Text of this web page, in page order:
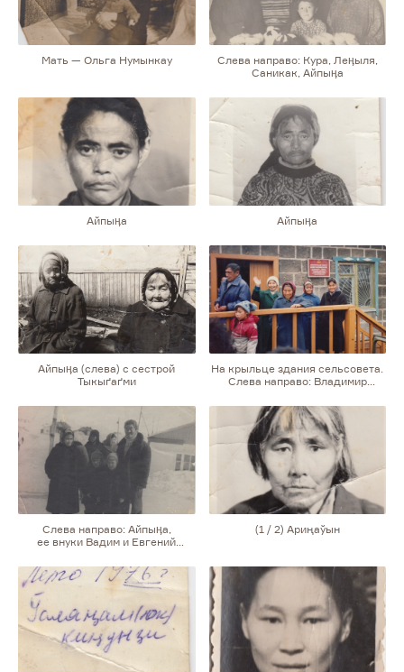
Мать — Ольга Нумынкау
Слева направо: Кура, Леӊыля,
Саникак, Айпыӊа
Айпыӊа Айпыӊа
Айпыӊа (слева) с сестрой
Тыкыґаґми
На крыльце здания сельсовета.
Слева направо: Владимир
Айпыӊы), Қивуткак, Айпыӊа,
Умқанаўн (сестра Айпыӊы).
Перед ними стоит девочка —
Татьяна (дочь Веры Люнеут)
Слева направо: Айпыӊа,
ее внуки Вадим и Евгений
(1 / 2) Ариңаўын